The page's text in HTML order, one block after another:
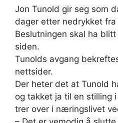
Jon Tunold gir seg som
dager etter nedrykket fra
Beslutningen skal ha
siden.
Tunolds avgang
nettsider.
Der heter det at Tunold
og takket ja til en stilling
trer over i næringslivet